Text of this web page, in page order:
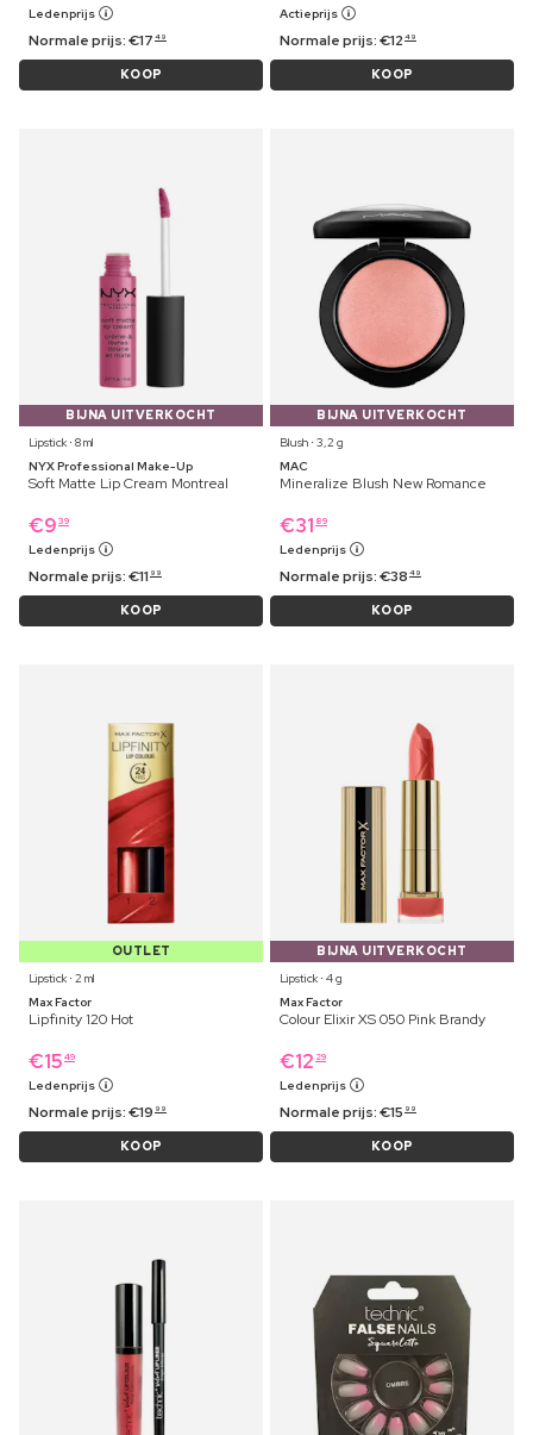
Ledenprijs
Normale prijs:€17 49
KOOP
Actieprijs
Normale prijs:€12 49
KOOP
BIJNA UITVERKOCHT
Lipstick ⋅ 8 ml
NYX Professional Make-Up
Soft Matte Lip Cream Montreal
€9 39
Ledenprijs
Normale prijs:€11 99
KOOP
BIJNA UITVERKOCHT
Blush ⋅ 3,2 g
MAC
Mineralize Blush New Romance
€31 89
Ledenprijs
Normale prijs:€38 49
KOOP
OUTLET
Lipstick ⋅ 2 ml
Max Factor
Lipfinity 120 Hot
€15 49
Ledenprijs
Normale prijs:€19 99
KOOP
BIJNA UITVERKOCHT
Lipstick ⋅ 4 g
Max Factor
Colour Elixir XS 050 Pink Brandy
€12 29
Ledenprijs
Normale prijs:€15 99
KOOP